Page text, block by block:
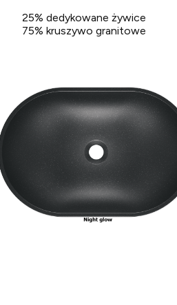
25% dedykowane żywice
75% kruszywo granitowe